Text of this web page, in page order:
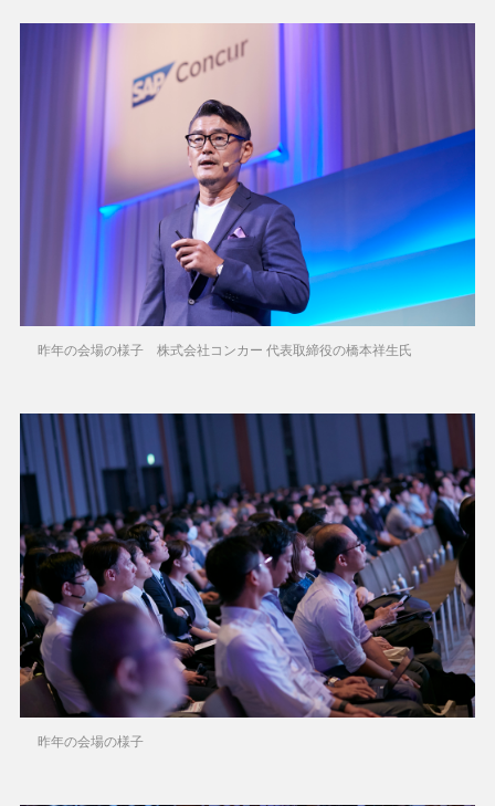
昨年の会場の様子 株式会社コンカー 代表取締役の橋本祥生氏
昨年の会場の様子